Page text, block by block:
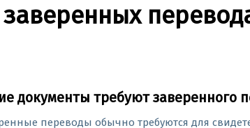
документы требуют заверенного
переводы обычно требуются для